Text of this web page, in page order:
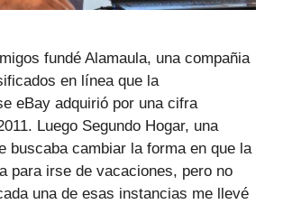
fundé Alamaula, una compañia
en línea que la
eBay adquirió por una cifra
Luego Segundo Hogar, una
buscaba cambiar la forma en que la
para irse de vacaciones, pero no
una de esas instancias me llevé